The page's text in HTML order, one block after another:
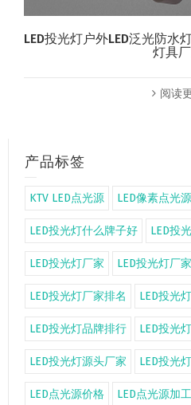
LED投光灯户外LED泛光防水
灯具
阅读
产品标签
KTV LED点光源 LED像素点光源
LED投光灯什么牌子好 LED投
LED投光灯厂家 LED投光灯厂
LED投光灯厂家排名 LED投光
LED投光灯品牌排行 LED投光
LED投光灯源头厂家 LED投光
LED点光源价格 LED点光源加